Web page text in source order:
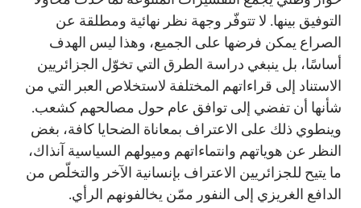
التوفيق بينها. لا تتوفّر وجهة نظر نهائية ومطلقة عن
الصراع يمكن فرضها على الجميع، وهذا ليس الهدف
أساسًا، بل ينبغي دراسة الطرق التي تخوّل الجزائريين
الاستناد إلى قراءاتهم المختلفة لاستخلاص العبر التي من
شأنها أن تفضي إلى توافق عام حول مصالحهم كشعب.
وينطوي ذلك على الاعتراف بمعاناة الضحايا كافة، بغض
النظر عن هوياتهم وانتماءاتهم وميولهم السياسية آنذاك،
ما يتيح للجزائريين الاعتراف بإنسانية الآخر والتخلّص من
الدافع الغريزي إلى النفور ممّن يخالفونهم الرأي.